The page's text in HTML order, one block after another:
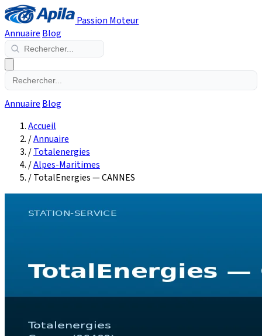
Passion Moteur
Annuaire Blog
Annuaire Blog
Accueil
/Annuaire
/Totalenergies
/Alpes-Maritimes
/TotalEnergies — CANNES